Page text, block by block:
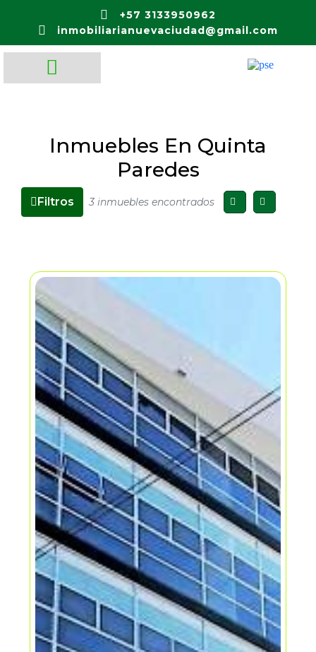
+57 3133950962
inmobiliarianuevaciudad@gmail.com
Inmuebles En Quinta
Paredes
Filtros 3 inmuebles encontrados